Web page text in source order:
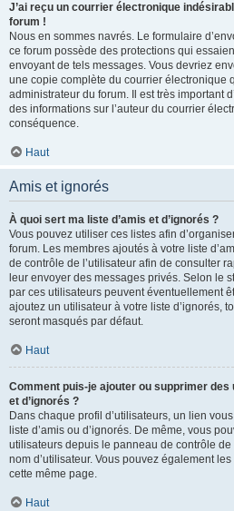
J’ai reçu un courrier électronique
forum !
Nous en sommes navrés. Le formulaire
ce forum possède des protections qui
envoyant de tels messages. Vous devriez
une copie complète du courrier électronique
administrateur du forum. Il est très important
des informations sur l’auteur du courrier
conséquence.
Haut
Amis et ignorés
À quoi sert ma liste d’amis et d’ignorés ?
Vous pouvez utiliser ces listes afin
forum. Les membres ajoutés à votre liste
de contrôle de l’utilisateur afin de consulter
leur envoyer des messages privés. Selon le
par ces utilisateurs peuvent éventuellement
ajoutez un utilisateur à votre liste d’ignorés,
seront masqués par défaut.
Haut
Comment puis-je ajouter ou supprimer des
et d’ignorés ?
Dans chaque profil d’utilisateurs, un lien
liste d’amis ou d’ignorés. De même, vous
utilisateurs depuis le panneau de contrôle
nom d’utilisateur. Vous pouvez également
cette même page.
Haut